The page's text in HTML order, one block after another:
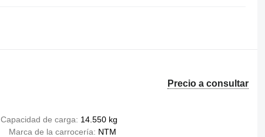
Precio a consultar
Capacidad de carga
14.550 kg
Marca de la carrocería NTM